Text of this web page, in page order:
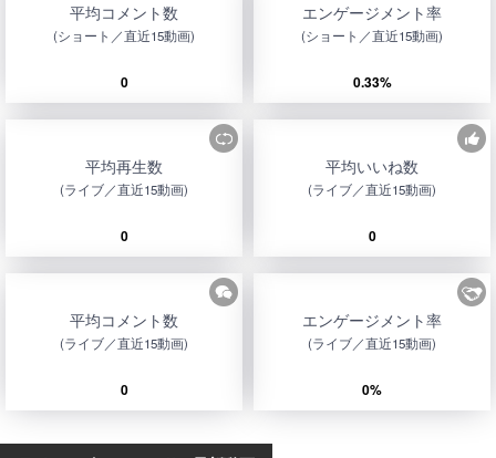
平均コメント数
(ショート／直近15動画)
0
エンゲージメント率
(ショート／直近15動画)
0.33%
平均再生数
(ライブ／直近15動画)
0
平均いいね数
(ライブ／直近15動画)
0
平均コメント数
(ライブ／直近15動画)
0
エンゲージメント率
(ライブ／直近15動画)
0%